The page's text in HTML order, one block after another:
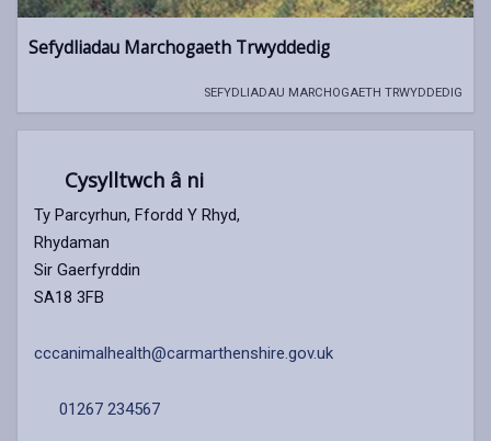
Sefydliadau Marchogaeth Trwyddedig
SEFYDLIADAU MARCHOGAETH TRWYDDEDIG
Cysylltwch â ni
Ty Parcyrhun, Ffordd Y Rhyd,
Rhydaman
Sir Gaerfyrddin
SA18 3FB
cccanimalhealth@carmarthenshire.gov.uk
01267 234567